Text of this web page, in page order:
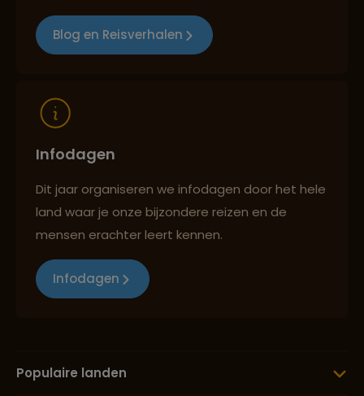
Blog en Reisverhalen
Infodagen
Dit jaar organiseren we infodagen door het hele
land waar je onze bijzondere reizen en de
mensen erachter leert kennen.
Infodagen
Populaire landen